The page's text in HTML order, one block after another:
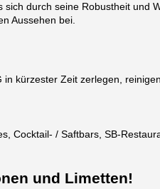
durch seine Robustheit und
Aussehen bei.
in kürzester Zeit zerlegen,
Cocktail- / Saftbars, SB-
und Limetten!